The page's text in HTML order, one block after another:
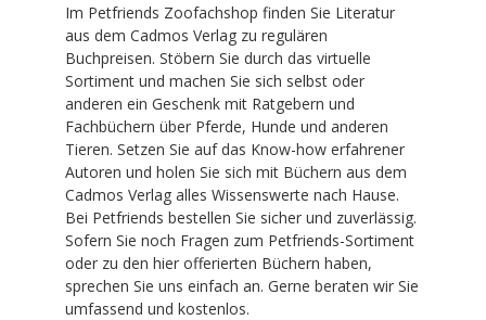
Im Petfriends Zoofachshop finden Sie Literatur
aus dem Cadmos Verlag zu regulären
Buchpreisen. Stöbern Sie durch das virtuelle
Sortiment und machen Sie sich selbst oder
anderen ein Geschenk mit Ratgebern und
Fachbüchern über Pferde, Hunde und anderen
Tieren. Setzen Sie auf das Know-how erfahrener
Autoren und holen Sie sich mit Büchern aus dem
Cadmos Verlag alles Wissenswerte nach Hause.
Bei Petfriends bestellen Sie sicher und zuverlässig.
Sofern Sie noch Fragen zum Petfriends-Sortiment
oder zu den hier offerierten Büchern haben,
sprechen Sie uns einfach an. Gerne beraten wir Sie
umfassend und kostenlos.